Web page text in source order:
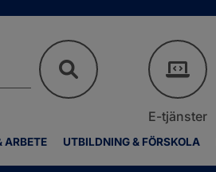
ARBETE UTBILDNING & FÖRSKOLA
E-tjänster